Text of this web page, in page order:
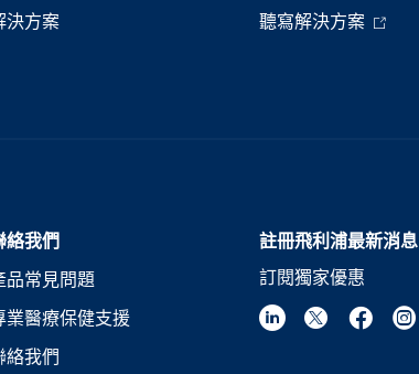
決方案
聽寫解決方案
絡我們
品常見問題
業醫療保健支援
絡我們
註冊飛利浦最新消息
訂閱獨家優惠